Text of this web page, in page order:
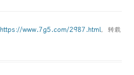
https://www.7g5.com/2987.html，转载